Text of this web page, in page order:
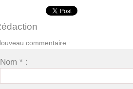
commentaire :
Nom * :